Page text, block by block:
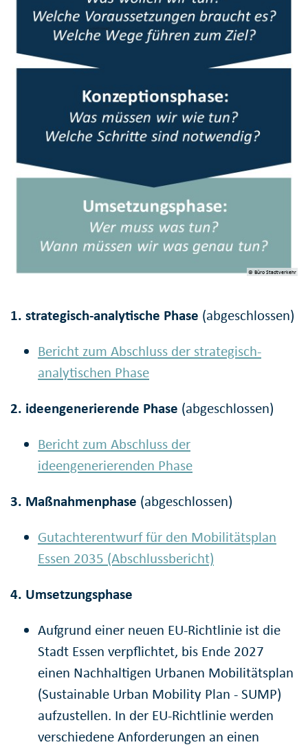
© Büro Stadtverkehr
1. strategisch-analytische Phase (abgeschlossen)
Bericht zum Abschluss der strategisch-
analytischen Phase
2. ideengenerierende Phase (abgeschlossen)
Bericht zum Abschluss der
ideengenerierenden Phase
3. Maßnahmenphase (abgeschlossen)
Gutachterentwurf für den Mobilitätsplan
Essen 2035 (Abschlussbericht)
4. Umsetzungsphase
Aufgrund einer neuen EU-Richtlinie ist die
Stadt Essen verpflichtet, bis Ende 2027
einen Nachhaltigen Urbanen Mobilitätsplan
(Sustainable Urban Mobility Plan - SUMP)
aufzustellen. In der EU-Richtlinie werden
verschiedene Anforderungen an einen